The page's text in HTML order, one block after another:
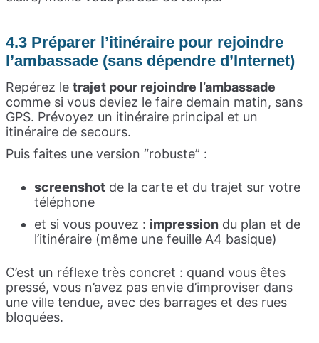
4.3 Préparer l’itinéraire pour rejoindre
l’ambassade (sans dépendre d’Internet)
Repérez le trajet pour rejoindre l’ambassade
comme si vous deviez le faire demain matin, sans
GPS. Prévoyez un itinéraire principal et un
itinéraire de secours.
Puis faites une version “robuste” :
screenshot de la carte et du trajet sur votre
téléphone
et si vous pouvez : impression du plan et de
l’itinéraire (même une feuille A4 basique)
C’est un réflexe très concret : quand vous êtes
pressé, vous n’avez pas envie d’improviser dans
une ville tendue, avec des barrages et des rues
bloquées.